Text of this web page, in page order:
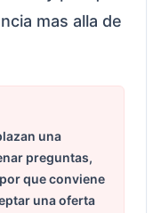
mas alla de
una
preguntas,
que conviene
una oferta